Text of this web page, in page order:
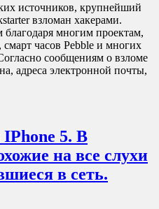
источников, крупнейший
взломан хакерами.
многим проектам,
часов Pebble и многих
сообщениям о взломе
адреса электронной почты,
5. В
на все слухи
в сеть.